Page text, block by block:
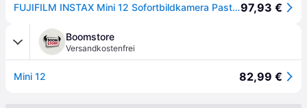
FUJIFILM INSTAX Mini 12 Sofortbildkamera Pastel-Blue97,93 €
Boomstore
Versandkostenfrei
Mini 12 82,99 €